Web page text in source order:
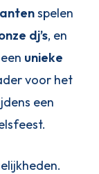
spelen
dj’s, en
unieke
voor het
een